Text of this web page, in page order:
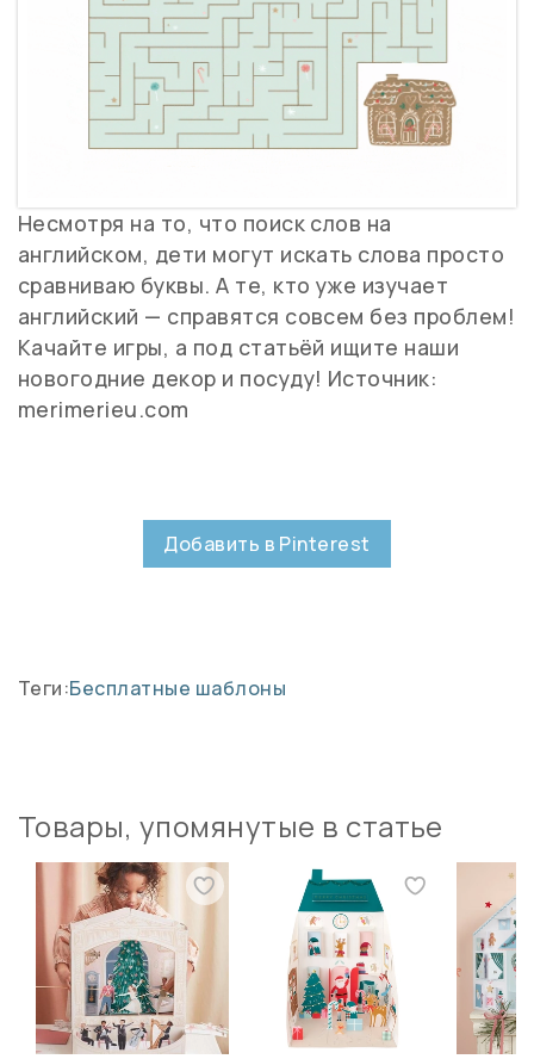
Несмотря на то, что поиск слов на
английском, дети могут искать слова просто
сравниваю буквы. А те, кто уже изучает
английский — справятся совсем без проблем!
Качайте игры, а под статьёй ищите наши
новогодние декор и посуду! Источник:
merimerieu.com
Добавить в Pinterest
Теги:Бесплатные шаблоны
Товары, упомянутые в статье